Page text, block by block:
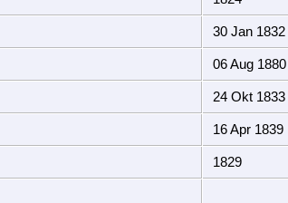
30 Jan 1832
06 Aug 1880
24 Okt 1833
16 Apr 1839
1829